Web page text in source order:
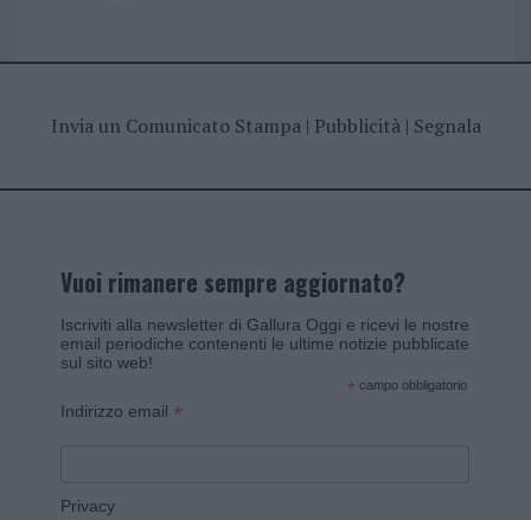
Invia un Comunicato Stampa| Pubblicità| Segnala
Vuoi rimanere sempre aggiornato?
Iscriviti alla newsletter di Gallura Oggi e ricevi le nostre
email periodiche contenenti le ultime notizie pubblicate
sul sito web!
* campo obbligatorio
Indirizzo email *
Privacy